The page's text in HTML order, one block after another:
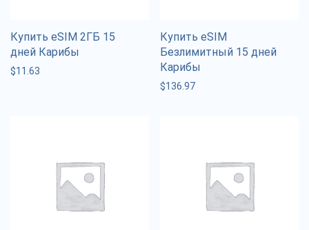
Купить eSIM 2ГБ 15
дней Карибы
$11.63
Купить eSIM
Безлимитный 15 дней
Карибы
$136.97